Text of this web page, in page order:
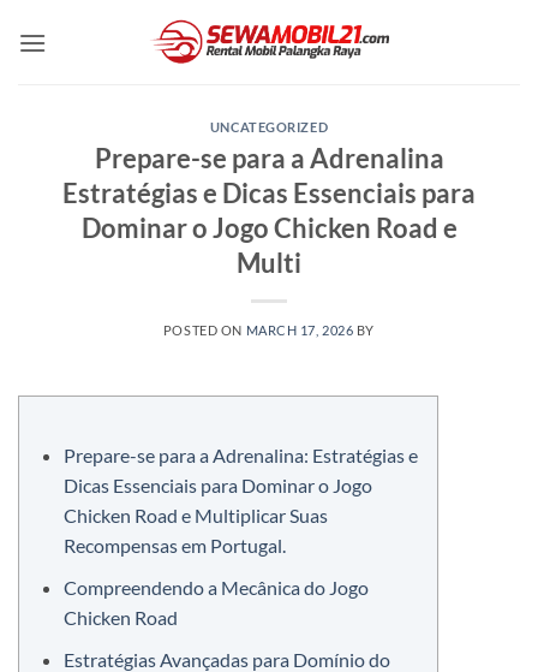
UNCATEGORIZED
Prepare-se para a Adrenalina
Estratégias e Dicas Essenciais para
Dominar o Jogo Chicken Road e
Multi
POSTED ON MARCH 17, 2026 BY
Prepare-se para a Adrenalina: Estratégias e
Dicas Essenciais para Dominar o Jogo
Chicken Road e Multiplicar Suas
Recompensas em Portugal.
Compreendendo a Mecânica do Jogo
Chicken Road
Estratégias Avançadas para Domínio do